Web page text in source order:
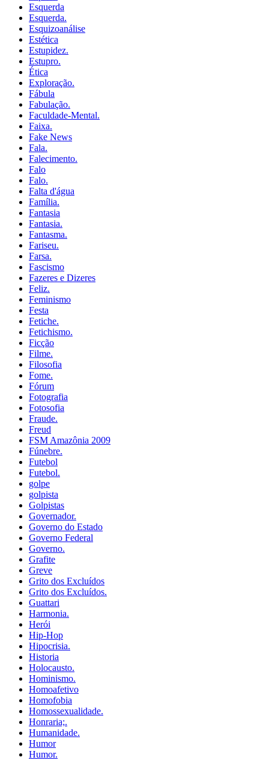
Esquerda
Esquerda.
Esquizoanálise
Estética
Estupidez.
Estupro.
Ética
Exploração.
Fábula
Fabulação.
Faculdade-Mental.
Faixa.
Fake News
Fala.
Falecimento.
Falo
Falo.
Falta d'água
Família.
Fantasia
Fantasia.
Fantasma.
Fariseu.
Farsa.
Fascismo
Fazeres e Dizeres
Feliz.
Feminismo
Festa
Fetiche.
Fetichismo.
Ficção
Filme.
Filosofia
Fome.
Fórum
Fotografia
Fotosofia
Fraude.
Freud
FSM Amazônia 2009
Fúnebre.
Futebol
Futebol.
golpe
golpista
Golpistas
Governador.
Governo do Estado
Governo Federal
Governo.
Grafite
Greve
Grito dos Excluídos
Grito dos Excluídos.
Guattari
Harmonia.
Herói
Hip-Hop
Hipocrisia.
Historia
Holocausto.
Hominismo.
Homoafetivo
Homofobia
Homossexualidade.
Honraria;.
Humanidade.
Humor
Humor.